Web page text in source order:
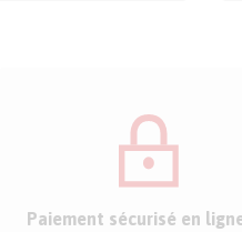
Paiement sécurisé en